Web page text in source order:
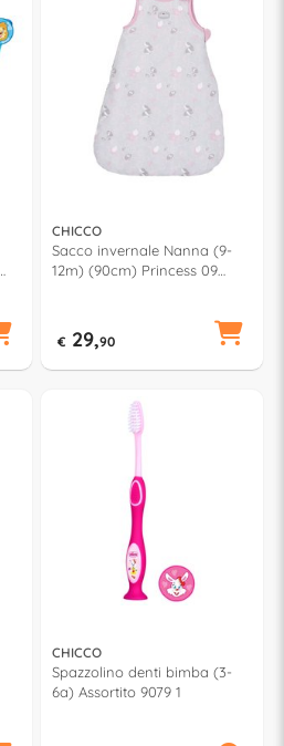
CHICCO
Sacco invernale Nanna (9-
12m) (90cm) Princess 09
€ 29,90
CHICCO
Spazzolino denti bimba (3-
6a) Assortito 9079 1